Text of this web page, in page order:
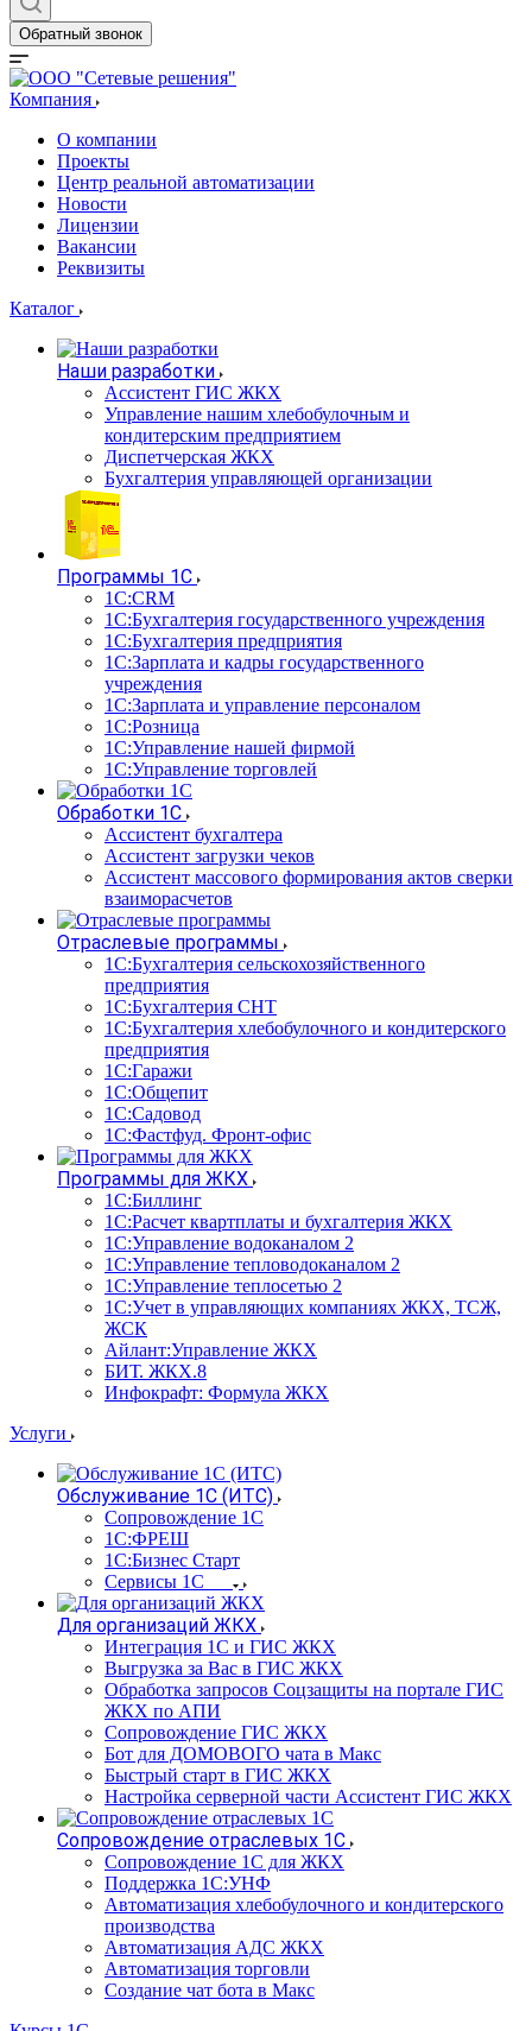
Обратный звонок
Компания
О компании
Проекты
Центр реальной автоматизации
Новости
Лицензии
Вакансии
Реквизиты
Каталог
Наши разработки
Ассистент ГИС ЖКХ
Управление нашим хлебобулочным и
кондитерским предприятием
Диспетчерская ЖКХ
Бухгалтерия управляющей организации
Программы 1С
1С:CRM
1С:Бухгалтерия государственного учреждения
1С:Бухгалтерия предприятия
1С:Зарплата и кадры государственного
учреждения
1С:Зарплата и управление персоналом
1С:Розница
1С:Управление нашей фирмой
1С:Управление торговлей
Обработки 1С
Ассистент бухгалтера
Ассистент загрузки чеков
Ассистент массового формирования актов сверки
взаиморасчетов
Отраслевые программы
1С:Бухгалтерия сельскохозяйственного
предприятия
1С:Бухгалтерия СНТ
1С:Бухгалтерия хлебобулочного и кондитерского
предприятия
1С:Гаражи
1С:Общепит
1С:Садовод
1С:Фастфуд. Фронт-офис
Программы для ЖКХ
1С:Биллинг
1С:Расчет квартплаты и бухгалтерия ЖКХ
1С:Управление водоканалом 2
1С:Управление тепловодоканалом 2
1С:Управление теплосетью 2
1С:Учет в управляющих компаниях ЖКХ, ТСЖ,
ЖСК
Айлант:Управление ЖКХ
БИТ. ЖКХ.8
Инфокрафт: Формула ЖКХ
Услуги
Обслуживание 1С (ИТС)
Сопровождение 1С
1С:ФРЕШ
1С:Бизнес Старт
Сервисы 1С
Для организаций ЖКХ
Интеграция 1С и ГИС ЖКХ
Выгрузка за Вас в ГИС ЖКХ
Обработка запросов Соцзащиты на портале ГИС
ЖКХ по АПИ
Сопровождение ГИС ЖКХ
Бот для ДОМОВОГО чата в Макс
Быстрый старт в ГИС ЖКХ
Настройка серверной части Ассистент ГИС ЖКХ
Сопровождение отраслевых 1С
Сопровождение 1С для ЖКХ
Поддержка 1С:УНФ
Автоматизация хлебобулочного и кондитерского
производства
Автоматизация АДС ЖКХ
Автоматизация торговли
Создание чат бота в Макс